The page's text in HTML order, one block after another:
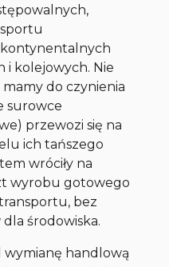
kolejowych. Nie
do czynienia
surowce
przewozi się na
ich tańszego
wróciły na
wyrobu gotowego
bez
środowiska.
wymianę handlową